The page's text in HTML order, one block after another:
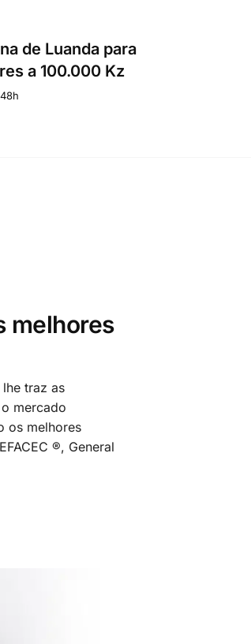
de Luanda para
a 100.000 Kz
melhores
traz as
mercado
os melhores
®, General